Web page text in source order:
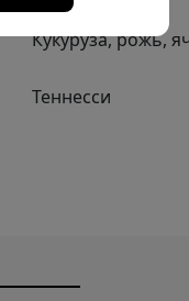
Кукуруза, рожь,
Теннесси